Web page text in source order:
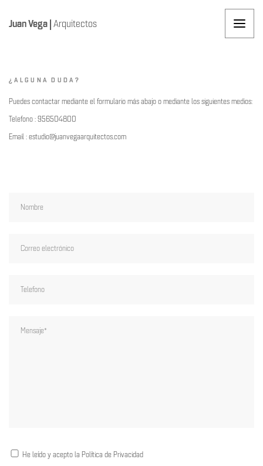
Juan Vega | Arquitectos
¿ALGUNA DUDA?
Puedes contactar mediante el formulario más abajo o mediante los siguientes medios:
Telefono : 956504800
Email : estudio@juanvegaarquitectos.com
He leído y acepto la Política de Privacidad